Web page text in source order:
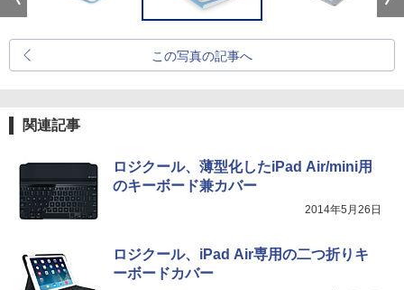
この写真の記事へ
関連記事
ロジクール、薄型化したiPad Air/mini用
のキーボード兼カバー
2014年5月26日
ロジクール、iPad Air専用の二つ折りキ
ーボードカバー